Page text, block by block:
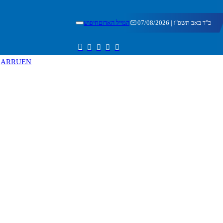
כ"ד באב תשפ"ו | 07/08/2026 המייל האדוםחיפוש
EN
RU
AR